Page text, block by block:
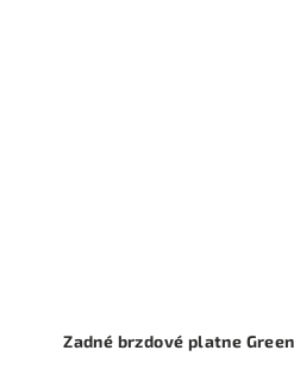
Zadné brzdové platne